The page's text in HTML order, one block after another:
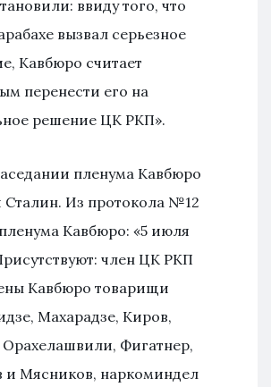
ввиду того, что
вызвал серьезное
Кавбюро считает
перенести его на
решение ЦК РКП».
пленума Кавбюро
Сталин. Из протокола №12
Кавбюро: «5 июля
член ЦК РКП
Кавбюро товарищи
Махарадзе, Киров,
Орахелашвили, Фигатнер,
и Мясников, наркоминдел